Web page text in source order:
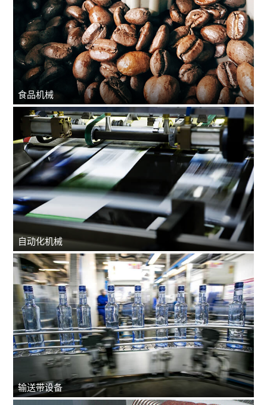
食品机械
自动化机械
输送带设备